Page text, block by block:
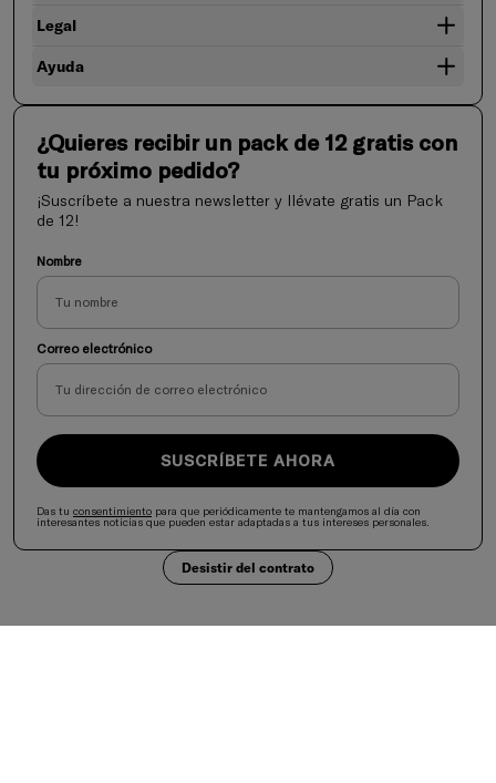
Legal
Ayuda
¿Quieres recibir un pack de 12 gratis con
tu próximo pedido?
¡Suscríbete a nuestra newsletter y llévate gratis un Pack
de 12!
Nombre
Correo electrónico
SUSCRÍBETE AHORA
Das tu consentimiento para que periódicamente te mantengamos al día con
interesantes noticias que pueden estar adaptadas a tus intereses personales.
Desistir del contrato